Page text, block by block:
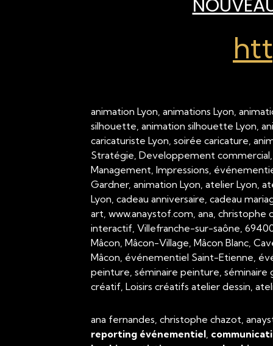
animation Lyon, animations Lyon,
silhouette, animation silhouette Lyon,
caricaturiste Lyon, soirée caricature,
Stratégie, Developpement
Management, Impressions,
Gardner, animation Lyon, atelier Lyon,
Lyon, cadeau anniversaire, cadeau
art, www.anaystof.com, ana,
interactif, Villefranche-sur-saône,
Mâcon, Mâcon-Village, Mâcon Blanc,
Mâcon, événementiel Saint-Etienne,
peinture, séminaire peinture,
créatif, Loisirs créatifs atelier dessin,
ana fernandes, christophe chazot,
reporting événementiel,